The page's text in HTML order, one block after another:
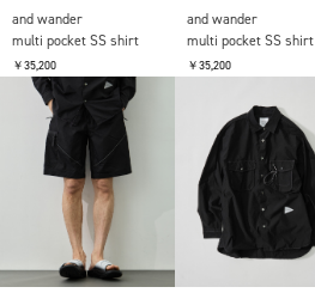
and wander
multi pocket SS shirt
￥35,200
and wander
multi pocket SS shirt
￥35,200